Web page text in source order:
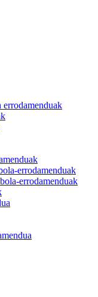
errodamenduak
errodamenduak